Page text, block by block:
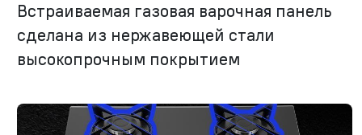
Встраиваемая газовая варочная панель
сделана из нержавеющей стали
высокопрочным покрытием